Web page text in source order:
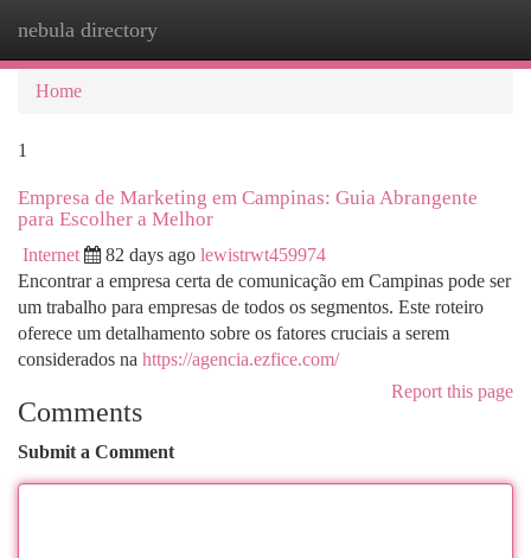
nebula directory
Home
1
Empresa de Marketing em Campinas: Guia Abrangente
para Escolher a Melhor
Internet 82 days ago lewistrwt459974
Encontrar a empresa certa de comunicação em Campinas pode ser
um trabalho para empresas de todos os segmentos. Este roteiro
oferece um detalhamento sobre os fatores cruciais a serem
considerados na https://agencia.ezfice.com/
Report this page
Comments
Submit a Comment